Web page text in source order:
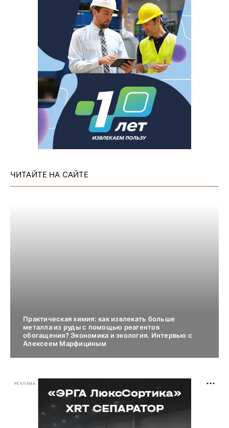
ЧИТАЙТЕ НА САЙТЕ
Практическая химия: как извлекать больше
металла из руды с помощью реагентов
обогащения? Экономика и экология. Интервью с
Алексеем Марфициным
РЕКЛАМА